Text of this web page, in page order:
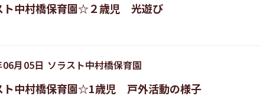
ト中村橋保育園☆２歳児 光遊び
06月05日 ソラスト中村橋保育園
ト中村橋保育園☆1歳児 戸外活動の様子